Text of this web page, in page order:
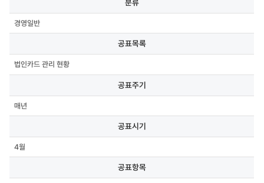
공표주기,
공표시기,
공표항목,
담당자,
연락처,
첨부파일
분류
경영일반
공표목록
법인카드 관리 현황
공표주기
매년
공표시기
4월
공표항목